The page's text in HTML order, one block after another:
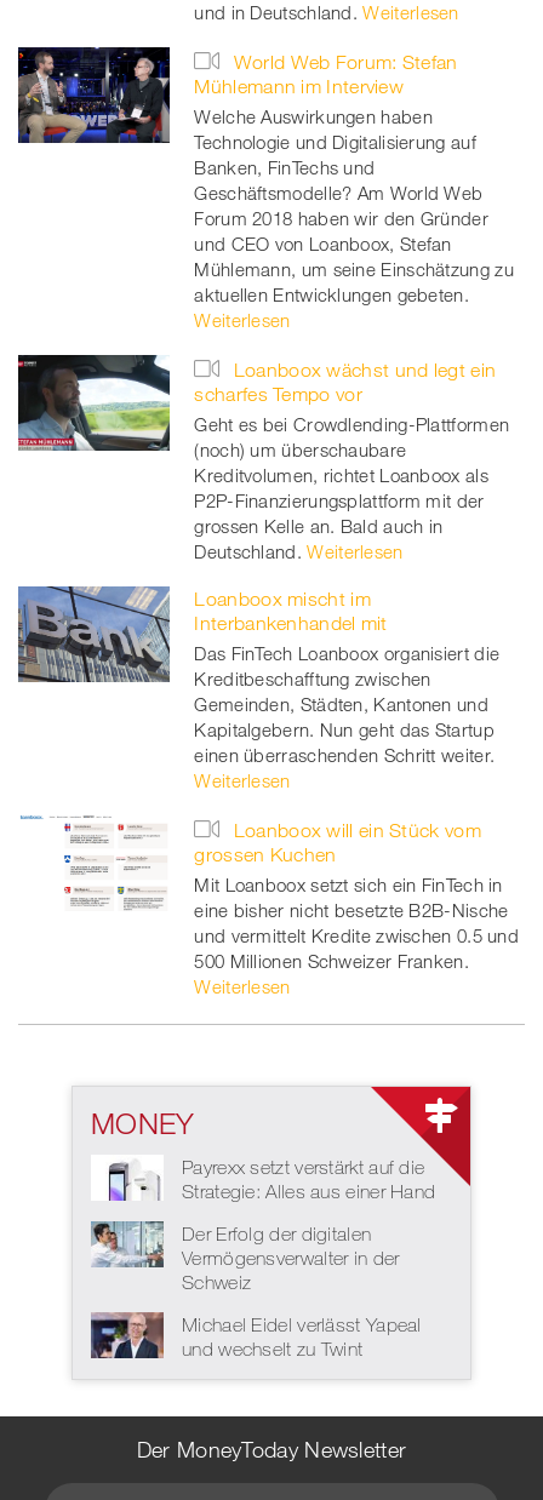
und in Deutschland. Weiterlesen
World Web Forum: Stefan
Mühlemann im Interview
Welche Auswirkungen haben
Technologie und Digitalisierung auf
Banken, FinTechs und
Geschäftsmodelle? Am World Web
Forum 2018 haben wir den Gründer
und CEO von Loanboox, Stefan
Mühlemann, um seine Einschätzung zu
aktuellen Entwicklungen gebeten.
Weiterlesen
Loanboox wächst und legt ein
scharfes Tempo vor
Geht es bei Crowdlending-Plattformen
(noch) um überschaubare
Kreditvolumen, richtet Loanboox als
P2P-Finanzierungsplattform mit der
grossen Kelle an. Bald auch in
Deutschland. Weiterlesen
Loanboox mischt im
Interbankenhandel mit
Das FinTech Loanboox organisiert die
Kreditbeschafftung zwischen
Gemeinden, Städten, Kantonen und
Kapitalgebern. Nun geht das Startup
einen überraschenden Schritt weiter.
Weiterlesen
Loanboox will ein Stück vom
grossen Kuchen
Mit Loanboox setzt sich ein FinTech in
eine bisher nicht besetzte B2B-Nische
und vermittelt Kredite zwischen 0.5 und
500 Millionen Schweizer Franken.
Weiterlesen
MONEY
Payrexx setzt verstärkt auf die
Strategie: Alles aus einer Hand
Der Erfolg der digitalen
Vermögensverwalter in der
Schweiz
Michael Eidel verlässt Yapeal
und wechselt zu Twint
Der MoneyToday Newsletter